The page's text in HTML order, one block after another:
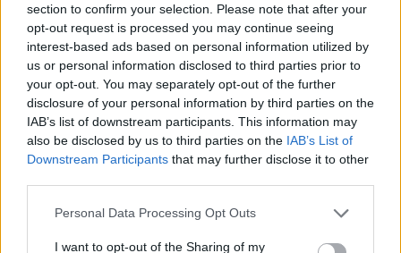
section to confirm your selection. Please note that after your
opt-out request is processed you may continue seeing
interest-based ads based on personal information utilized by
us or personal information disclosed to third parties prior to
your opt-out. You may separately opt-out of the further
disclosure of your personal information by third parties on the
IAB’s list of downstream participants. This information may
also be disclosed by us to third parties on the IAB’s List of
Downstream Participants that may further disclose it to other
Please note that this website/app uses one or more Google
not limited to your visit or usage behaviour. You may click to
Personal Data Processing Opt Outs
I want to opt-out of the Sharing of my
La patch 01.004.003 rappresenta un passo
concreto verso una versione più stabile di Saros
risolve errori che interrompevano la progressione,
sistema malfunzionamenti legati ad armi e abilità e
introduce piccoli ritocchi tecnici. Per i giocatori
afflitti dai problemi citati, l’aggiornamento dovrebbe
restituire molte run compromesse; per chi invece
attende nuove funzionalità come laphoto modeo il
supporto co-op, rimane l’incertezza sui piani futuri,
ma la risposta rapida del team lascia buone